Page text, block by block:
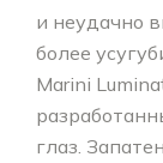
и неудачно
более
Marini
глаз.